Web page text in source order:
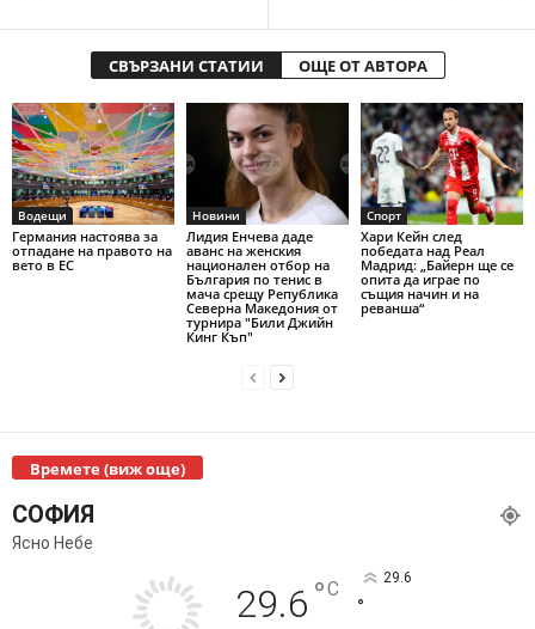
СВЪРЗАНИ СТАТИИ ОЩЕ ОТ АВТОРА
Водещи
Германия настоява за
отпадане на правото на
вето в ЕС
Новини
Лидия Енчева даде
аванс на женския
национален отбор на
България по тенис в
мача срещу Република
Северна Македония от
турнира "Били Джийн
Кинг Къп"
Спорт
Хари Кейн след
победата над Реал
Мадрид: „Байерн ще се
опита да играе по
същия начин и на
реванша“
Времете (виж още)
СОФИЯ
Ясно Небе
29.6 °C 29.6
°